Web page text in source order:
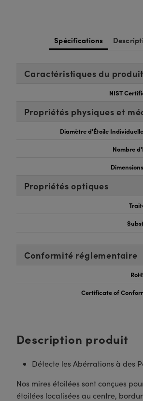
Spécifications
Caractéristiques du produit
NIST
Propriétés physiques et
Diamètre d'Étoile
Nombre
Propriétés optiques
Conformité réglementaire
Certificate of
Description produit
Détecte les Abérrations à des
Nos mires étoilées sont conçues
étoilées localisées au centre,